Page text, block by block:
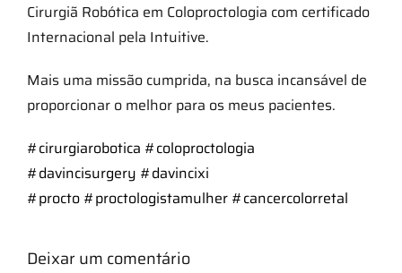
Cirurgiã Robótica em Coloproctologia com certificado
Internacional pela Intuitive.
Mais uma missão cumprida, na busca incansável de
proporcionar o melhor para os meus pacientes.
#cirurgiarobotica #coloproctologia
#davincisurgery #davincixi
#procto #proctologistamulher #cancercolorretal
Deixar um comentário